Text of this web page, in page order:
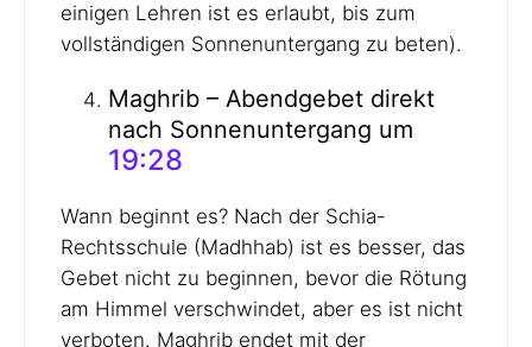
einigen Lehren ist es erlaubt, bis zum
vollständigen Sonnenuntergang zu beten).
Maghrib – Abendgebet direkt
nach Sonnenuntergang um
19:28
Wann beginnt es? Nach der Schia-
Rechtsschule (Madhhab) ist es besser, das
Gebet nicht zu beginnen, bevor die Rötung
am Himmel verschwindet, aber es ist nicht
verboten. Maghrib endet mit der